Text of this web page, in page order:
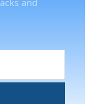
and